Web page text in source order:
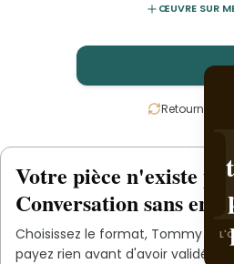
ŒUVRE SUR
.
Retournez la
Votre pièce n'existe pas
Conversation sans
Choisissez le format, Tommy
payez rien avant d'avoir validé le